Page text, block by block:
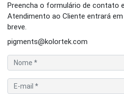
Preencha o formulário de contato
Atendimento ao Cliente entrará
breve.
pigments@kolortek.com